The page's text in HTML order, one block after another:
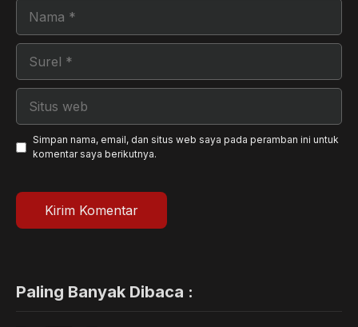
Simpan nama, email, dan situs web saya pada peramban ini untuk
komentar saya berikutnya.
Paling Banyak Dibaca :